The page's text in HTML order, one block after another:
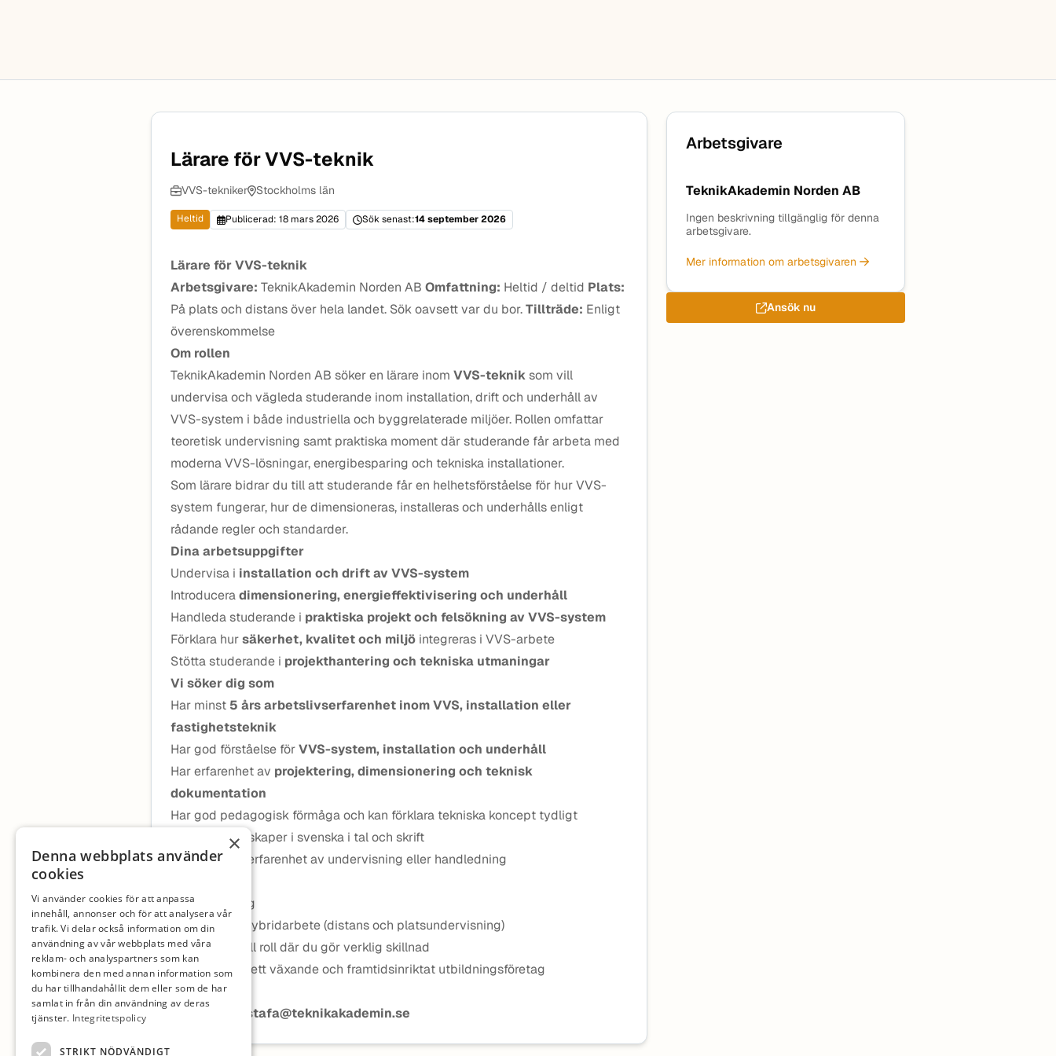
Lärare för VVS-teknik
VVS-tekniker Stockholms län
Heltid Publicerad: 18 mars 2026 Sök senast:14 september 2026
Lärare för VVS-teknik
Arbetsgivare: TeknikAkademin Norden AB Omfattning: Heltid / deltid Plats:
På plats och distans över hela landet. Sök oavsett var du bor.Tillträde: Enligt
överenskommelse
Om rollen
TeknikAkademin Norden AB söker en lärare inom VVS-tekniksom vill
undervisa och vägleda studerande inom installation, drift och underhåll av
VVS-system i både industriella och byggrelaterade miljöer. Rollen omfattar
teoretisk undervisning samt praktiska moment där studerande får arbeta med
moderna VVS-lösningar, energibesparing och tekniska installationer.
Som lärare bidrar du till att studerande får en helhetsförståelse för hur VVS-
system fungerar, hur de dimensioneras, installeras och underhålls enligt
rådande regler och standarder.
Dina arbetsuppgifter
Undervisa i installation och drift av VVS-system
Introduceradimensionering, energieffektivisering och underhåll
Handleda studerande i praktiska projekt och felsökning av VVS-system
Förklara hursäkerhet, kvalitet och miljö integreras i VVS-arbete
Stötta studerande i projekthantering och tekniska utmaningar
Vi söker dig som
Har minst 5 års arbetslivserfarenhet inom VVS, installation eller
fastighetsteknik
Har god förståelse förVVS-system, installation och underhåll
Har erfarenhet av projektering, dimensionering och teknisk
dokumentation
Har god pedagogisk förmåga och kan förklara tekniska koncept tydligt
Har goda kunskaper i svenska i tal och skrift
Meriterande: erfarenhet av undervisning eller handledning
Hög ersättning
Möjlighet till hybridarbete (distans och platsundervisning)
En meningsfull roll där du gör verklig skillnad
En trygg roll i ett växande och framtidsinriktat utbildningsföretag
Kontakt
malcolm.mustafa@teknikakademin.se
Arbetsgivare
TeknikAkademin Norden AB
Ingen beskrivning tillgänglig för denna
arbetsgivare.
Mer information om arbetsgivaren
Ansök nu
×
Denna webbplats använder
cookies
Vi använder cookies för att anpassa
innehåll, annonser och för att analysera vår
trafik. Vi delar också information om din
användning av vår webbplats med våra
reklam- och analyspartners som kan
kombinera den med annan information som
du har tillhandahållit dem eller som de har
samlat in från din användning av deras
tjänster. Integritetspolicy
STRIKT NÖDVÄNDIGT